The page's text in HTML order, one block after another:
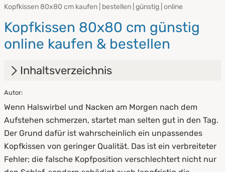
Kopfkissen 80x80 cm kaufen | bestellen | günstig | online
Kopfkissen 80x80 cm günstig
online kaufen & bestellen
Inhaltsverzeichnis
1.
2. Welches Kopfkissen eignet sich für welche
Schlafposition?
2.1 Klassisches Kopfkissen
Autor:
Wenn Halswirbel und Nacken am Morgen nach dem
Aufstehen schmerzen, startet man selten gut in den Tag.
Der Grund dafür ist wahrscheinlich ein unpassendes
Kopfkissen von geringer Qualität. Das ist ein verbreiteter
Fehler; die falsche Kopfposition verschlechtert nicht nur